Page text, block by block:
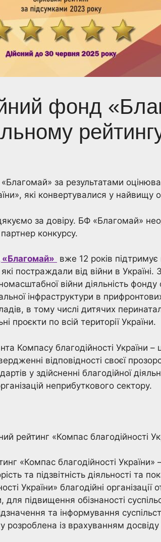
фонд
за результатами
які конвертувалися у найвищу
за довіру. БФ «Благомай»
конкурсу.
«Благомай» вже 12 років
які постраждали від війни в
війни діяльність
інфраструктури в
в тому числі дитячих
проєкти по всій території України.
Компасу благодійності України
відповідності своєї
у здійсненні благодійної
неприбуткового сектору.
рейтинг «Компас благодійності
«Компас благодійності України»
та підзвітність діяльності
України» благодійні
для підвищення обізнаності
та інформування
розроблена із врахуванням